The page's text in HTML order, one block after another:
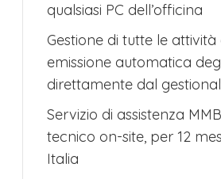
qualsiasi PC dell’officina
Gestione di tutte le attività
emissione automatica
direttamente dal
Servizio di assistenza
tecnico on-site, per 12
Italia